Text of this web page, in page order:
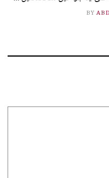
BY